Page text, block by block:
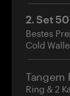
2. Set 50
Bestes
Cold
Tangem
Ring & 2